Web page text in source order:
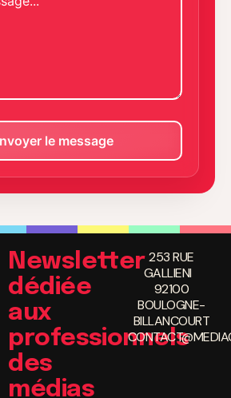
Newsletter
dédiée
aux
professionnels
des
médias
253 RUE
GALLIENI
92100
BOULOGNE-
BILLANCOURT